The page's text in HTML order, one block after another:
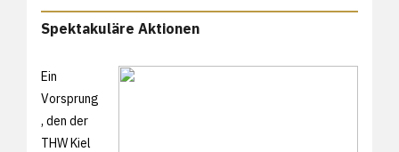
Spektakuläre Aktionen
Ein
Vorsprung
, den der
THW Kiel